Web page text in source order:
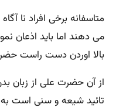
متاسفانه برخی افراد نا
می دهند اما باید اذعان
بالا اوردن دست راست
از آن حضرت علی از زبان
تائید شیعه و سنی است